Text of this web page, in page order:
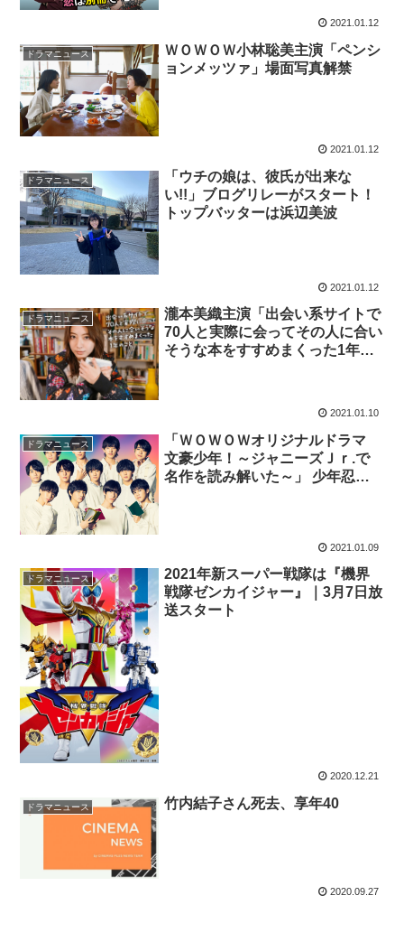
2021.01.12
ドラマニュース
ＷＯＷＯＷ小林聡美主演「ペンシ
ョンメッツァ」場面写真解禁
2021.01.12
ドラマニュース
「ウチの娘は、彼氏が出来な
い!!」ブログリレーがスタート！
トップバッターは浜辺美波
2021.01.12
ドラマニュース
瀧本美織主演「出会い系サイトで
70人と実際に会ってその人に合い
そうな本をすすめまくった1年の
2021.01.10
ドラマニュース
「ＷＯＷＯＷオリジナルドラマ
文豪少年！～ジャニーズＪｒ.で
名作を読み解いた～」 少年忍者
2021.01.09
ドラマニュース
2021年新スーパー戦隊は『機界
戦隊ゼンカイジャー』｜3月7日放
送スタート
2020.12.21
ドラマニュース 竹内結子さん死去、享年40
2020.09.27